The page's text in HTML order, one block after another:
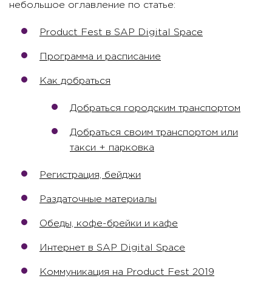
небольшое оглавление по статье:
Product Fest в SAP Digital Space
Программа и расписание
Как добраться
Добраться городским транспортом
Добраться своим транспортом или
такси + парковка
Регистрация, бейджи
Раздаточные материалы
Обеды, кофе-брейки и кафе
Интернет в SAP Digital Space
Коммуникация на Product Fest 2019